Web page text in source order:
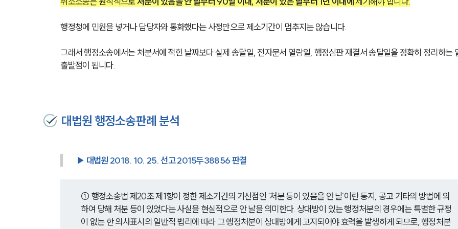
행정청에 민원을 넣거나 담당자와 통화했다는 사정만으로 제소기간이 멈추지는 않습니다.
그래서 행정소송에서는 처분서에 적힌 날짜보다 실제 송달일, 전자문서 열람일, 행정심판 재결서 송달일을 정확히 정리하는
출발점이 됩니다.
대법원 행정소송판례 분석
▶ 대법원 2018. 10. 25. 선고 2015두38856 판결
① 행정소송법 제20조 제1항이 정한 제소기간의 기산점인 ‘처분 등이 있음을 안 날’이란 통지, 공고 기타의 방법에 의
하여 당해 처분 등이 있었다는 사실을 현실적으로 안 날을 의미한다. 상대방이 있는 행정처분의 경우에는 특별한 규정
이 없는 한 의사표시의 일반적 법리에 따라 그 행정처분이 상대방에게 고지되어야 효력을 발생하게 되므로, 행정처분